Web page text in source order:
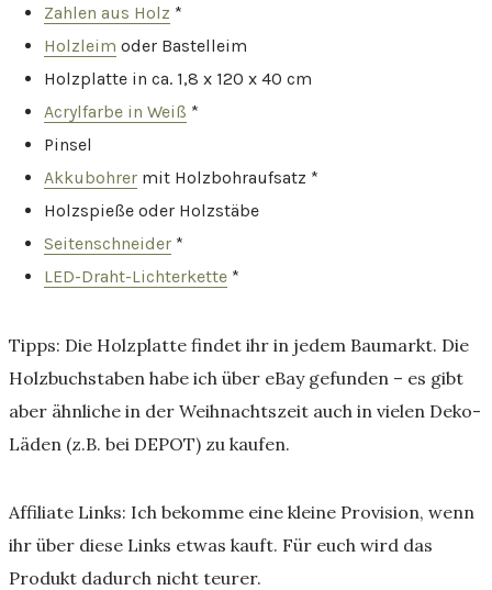
Zahlen aus Holz *
Holzleim oder Bastelleim
Holzplatte in ca. 1,8 x 120 x 40 cm
Acrylfarbe in Weiß *
Pinsel
Akkubohrer mit Holzbohraufsatz *
Holzspieße oder Holzstäbe
Seitenschneider *
LED-Draht-Lichterkette *
Tipps: Die Holzplatte findet ihr in jedem Baumarkt. Die
Holzbuchstaben habe ich über eBay gefunden – es gibt
aber ähnliche in der Weihnachtszeit auch in vielen Deko-
Läden (z.B. bei DEPOT) zu kaufen.
Affiliate Links: Ich bekomme eine kleine Provision, wenn
ihr über diese Links etwas kauft. Für euch wird das
Produkt dadurch nicht teurer.